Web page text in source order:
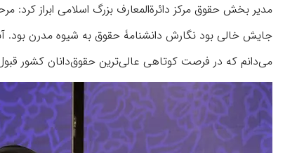
مدیر بخش حقوق مرکز دائرةالمعارف بزرگ اسلامی ابراز کرد:
جایش خالی بود نگارش دانشنامۀ حقوق به شیوه مدرن بود.
می‌دانم که در فرصت کوتاهی عالی‌ترین حقوق‌دانان کشور